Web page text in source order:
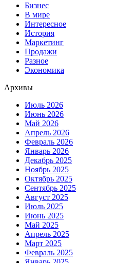
Бизнес
В мире
Интересное
История
Маркетинг
Продажи
Разное
Экономика
Архивы
Июль 2026
Июнь 2026
Май 2026
Апрель 2026
Февраль 2026
Январь 2026
Декабрь 2025
Ноябрь 2025
Октябрь 2025
Сентябрь 2025
Август 2025
Июль 2025
Июнь 2025
Май 2025
Апрель 2025
Март 2025
Февраль 2025